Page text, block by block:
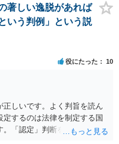
著しい逸脱があれば
いう判例」という説
役にたった 10
しいです。よく判旨を読ん
するのは法律を制定する国
「認定」判断をするのが行